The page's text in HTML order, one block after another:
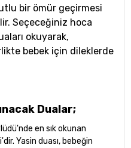
bir ömür geçirmesi
Seçeceğiniz hoca
okuyarak,
bebek için dileklerde
Dualar;
en sık okunan
Yasin duası, bebeğin